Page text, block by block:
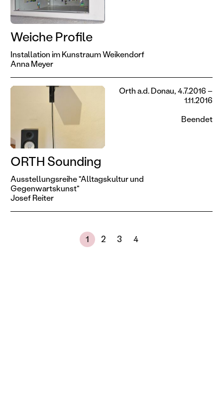
Weiche Profile
Installation im Kunstraum Weikendorf
Anna Meyer
ORTH Sounding
Ausstellungsreihe "Alltagskultur und
Gegenwartskunst"
Josef Reiter
Orth a.d. Donau, 4.7.2016 –
1.11.2016
Beendet
Zeige Ergebnisse 1 bis 30 von 108
1 2 3 4
Nächste Seite